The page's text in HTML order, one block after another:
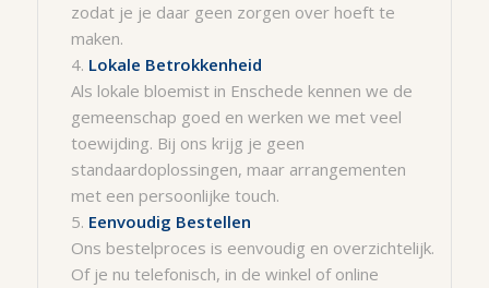
zodat je je daar geen zorgen over hoeft te
maken.
Lokale Betrokkenheid
Als lokale bloemist in Enschede kennen we de
gemeenschap goed en werken we met veel
toewijding. Bij ons krijg je geen
standaardoplossingen, maar arrangementen
met een persoonlijke touch.
Eenvoudig Bestellen
Ons bestelproces is eenvoudig en overzichtelijk.
Of je nu telefonisch, in de winkel of online